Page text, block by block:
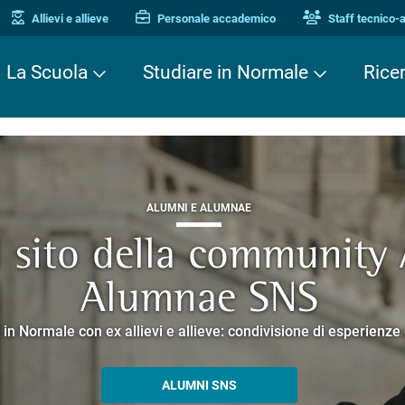
Allievi e allieve Personale accademico Staff tecnico-
La Scuola Studiare in Normale
TERZA MISSIONE
Piacere di
che racconta la ricerca e la cultura promosse dalla Scuola
ALUMNI E ALUMNAE
della community
Alumnae SNS
Normale con ex allievi e allieve: condivisione di
ALUMNI SNS
TERZA MISSIONE
Cavalieri. Una storia
guidati negli edifici storici che si affacciano su Piazza
EUROPEAN UNIVERSITIES
SCOPRI EELISA